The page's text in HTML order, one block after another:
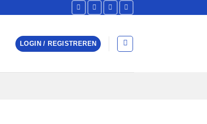
LOGIN / REGISTREREN